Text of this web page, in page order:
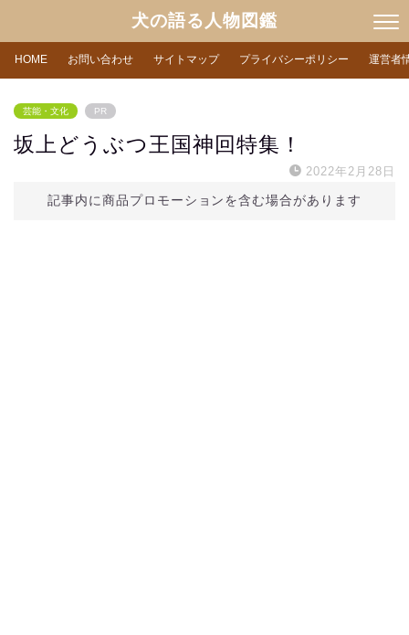
犬の語る人物図鑑
HOME お問い合わせ サイトマップ プライバシーポリシー 運営者
芸能・文化 PR
坂上どうぶつ王国神回特集！
2022年2月28日
記事内に商品プロモーションを含む場合があります